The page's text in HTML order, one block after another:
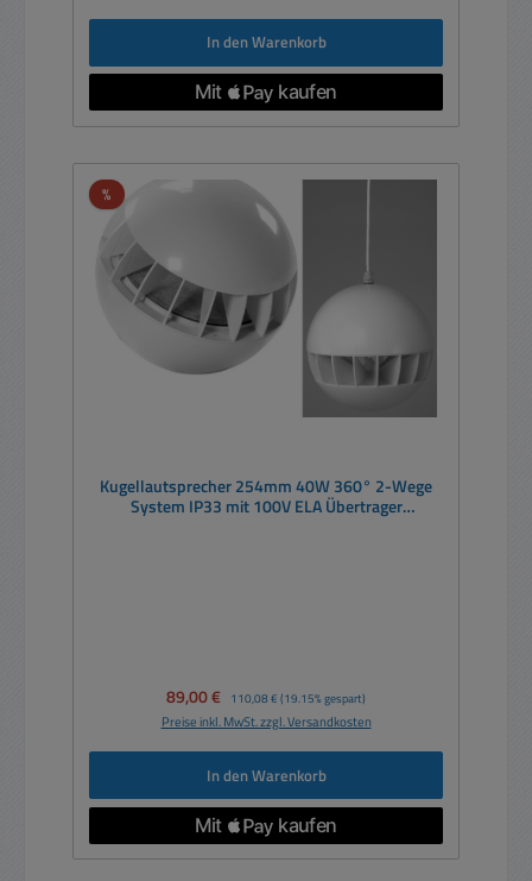
In den Warenkorb
%Rabatt
Kugellautsprecher 254mm 40W 360° 2-Wege
System IP33 mit 100V ELA Übertrager
Verkaufspreis:
89,00 € Regulärer Preis:
110,08 € (19.15% gespart)
Preise inkl. MwSt. zzgl. Versandkosten
In den Warenkorb